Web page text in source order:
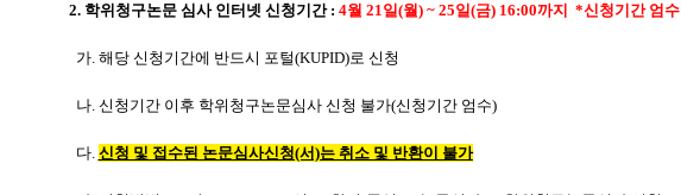
2. 학위청구논문 심사 인터넷 신청기간 : 4월 21일(월) ~ 25일(금) 16:00까지 *신청기간 엄수
가. 해당 신청기간에 반드시 포털(KUPID)로 신청
나. 신청기간 이후 학위청구논문심사 신청 불가(신청기간 엄수)
다. 신청 및 접수된 논문심사신청(서)는 취소 및 반환이 불가